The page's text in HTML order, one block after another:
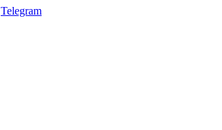
Telegram